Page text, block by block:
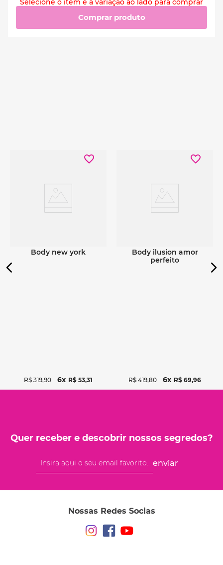
Comprar produto
body new york
R$ 319,90 6 R$ 53,31
body ilusion amor
perfeito
R$ 419,80 6 R$ 69,96
Quer receber e descobrir nossos segredos?
enviar
Nossas Redes Socias